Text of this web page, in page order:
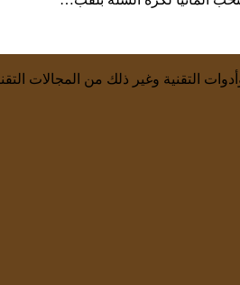
التقنية وغير ذلك من المجالات